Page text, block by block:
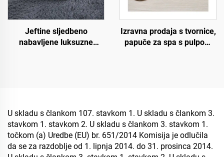
Jeftine sljedbeno
nabavljene luksuzne
Izravna prodaja s tvornice,
papuče za spa s pulpom
U skladu s člankom 107. stavkom 1. U skladu s člankom 3.
stavkom 1. stavkom 2. U skladu s člankom 3. stavkom 1.
točkom (a) Uredbe (EU) br. 651/2014 Komisija je odlučila
da se za razdoblje od 1. lipnja 2014. do 31. prosinca 2014.